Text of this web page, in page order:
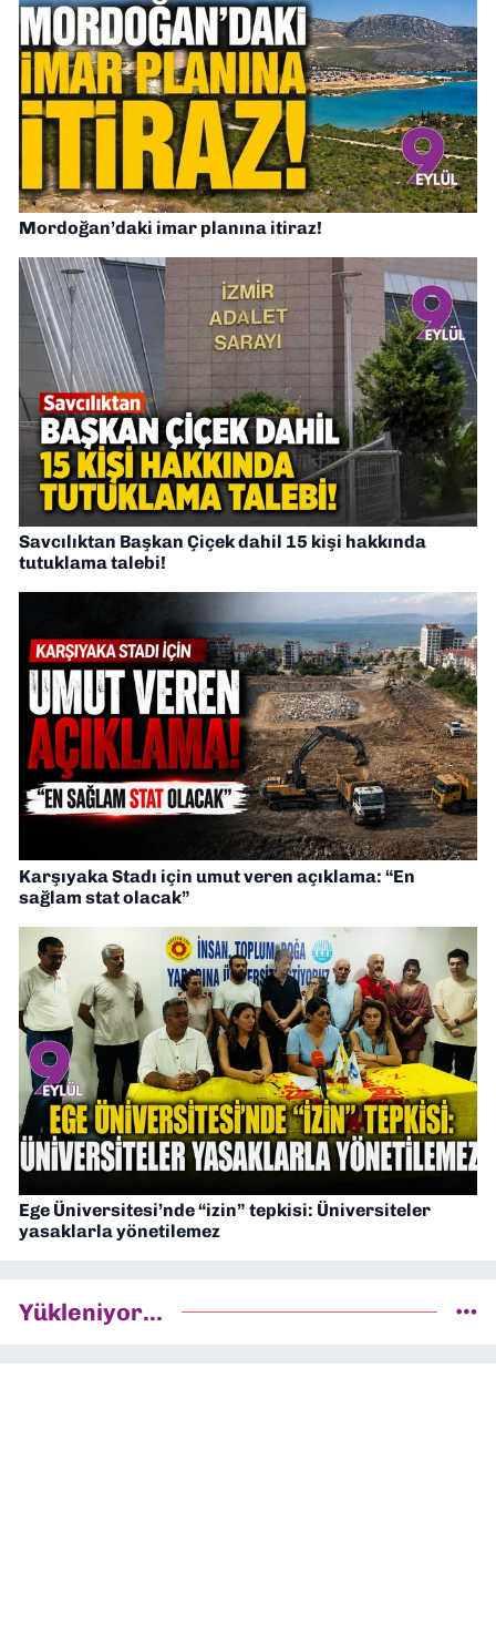
Mordoğan’daki imar planına itiraz!
Savcılıktan Başkan Çiçek dahil 15 kişi hakkında
tutuklama talebi!
Karşıyaka Stadı için umut veren açıklama: “En
sağlam stat olacak”
Ege Üniversitesi’nde “izin” tepkisi: Üniversiteler
yasaklarla yönetilemez
Yükleniyor...